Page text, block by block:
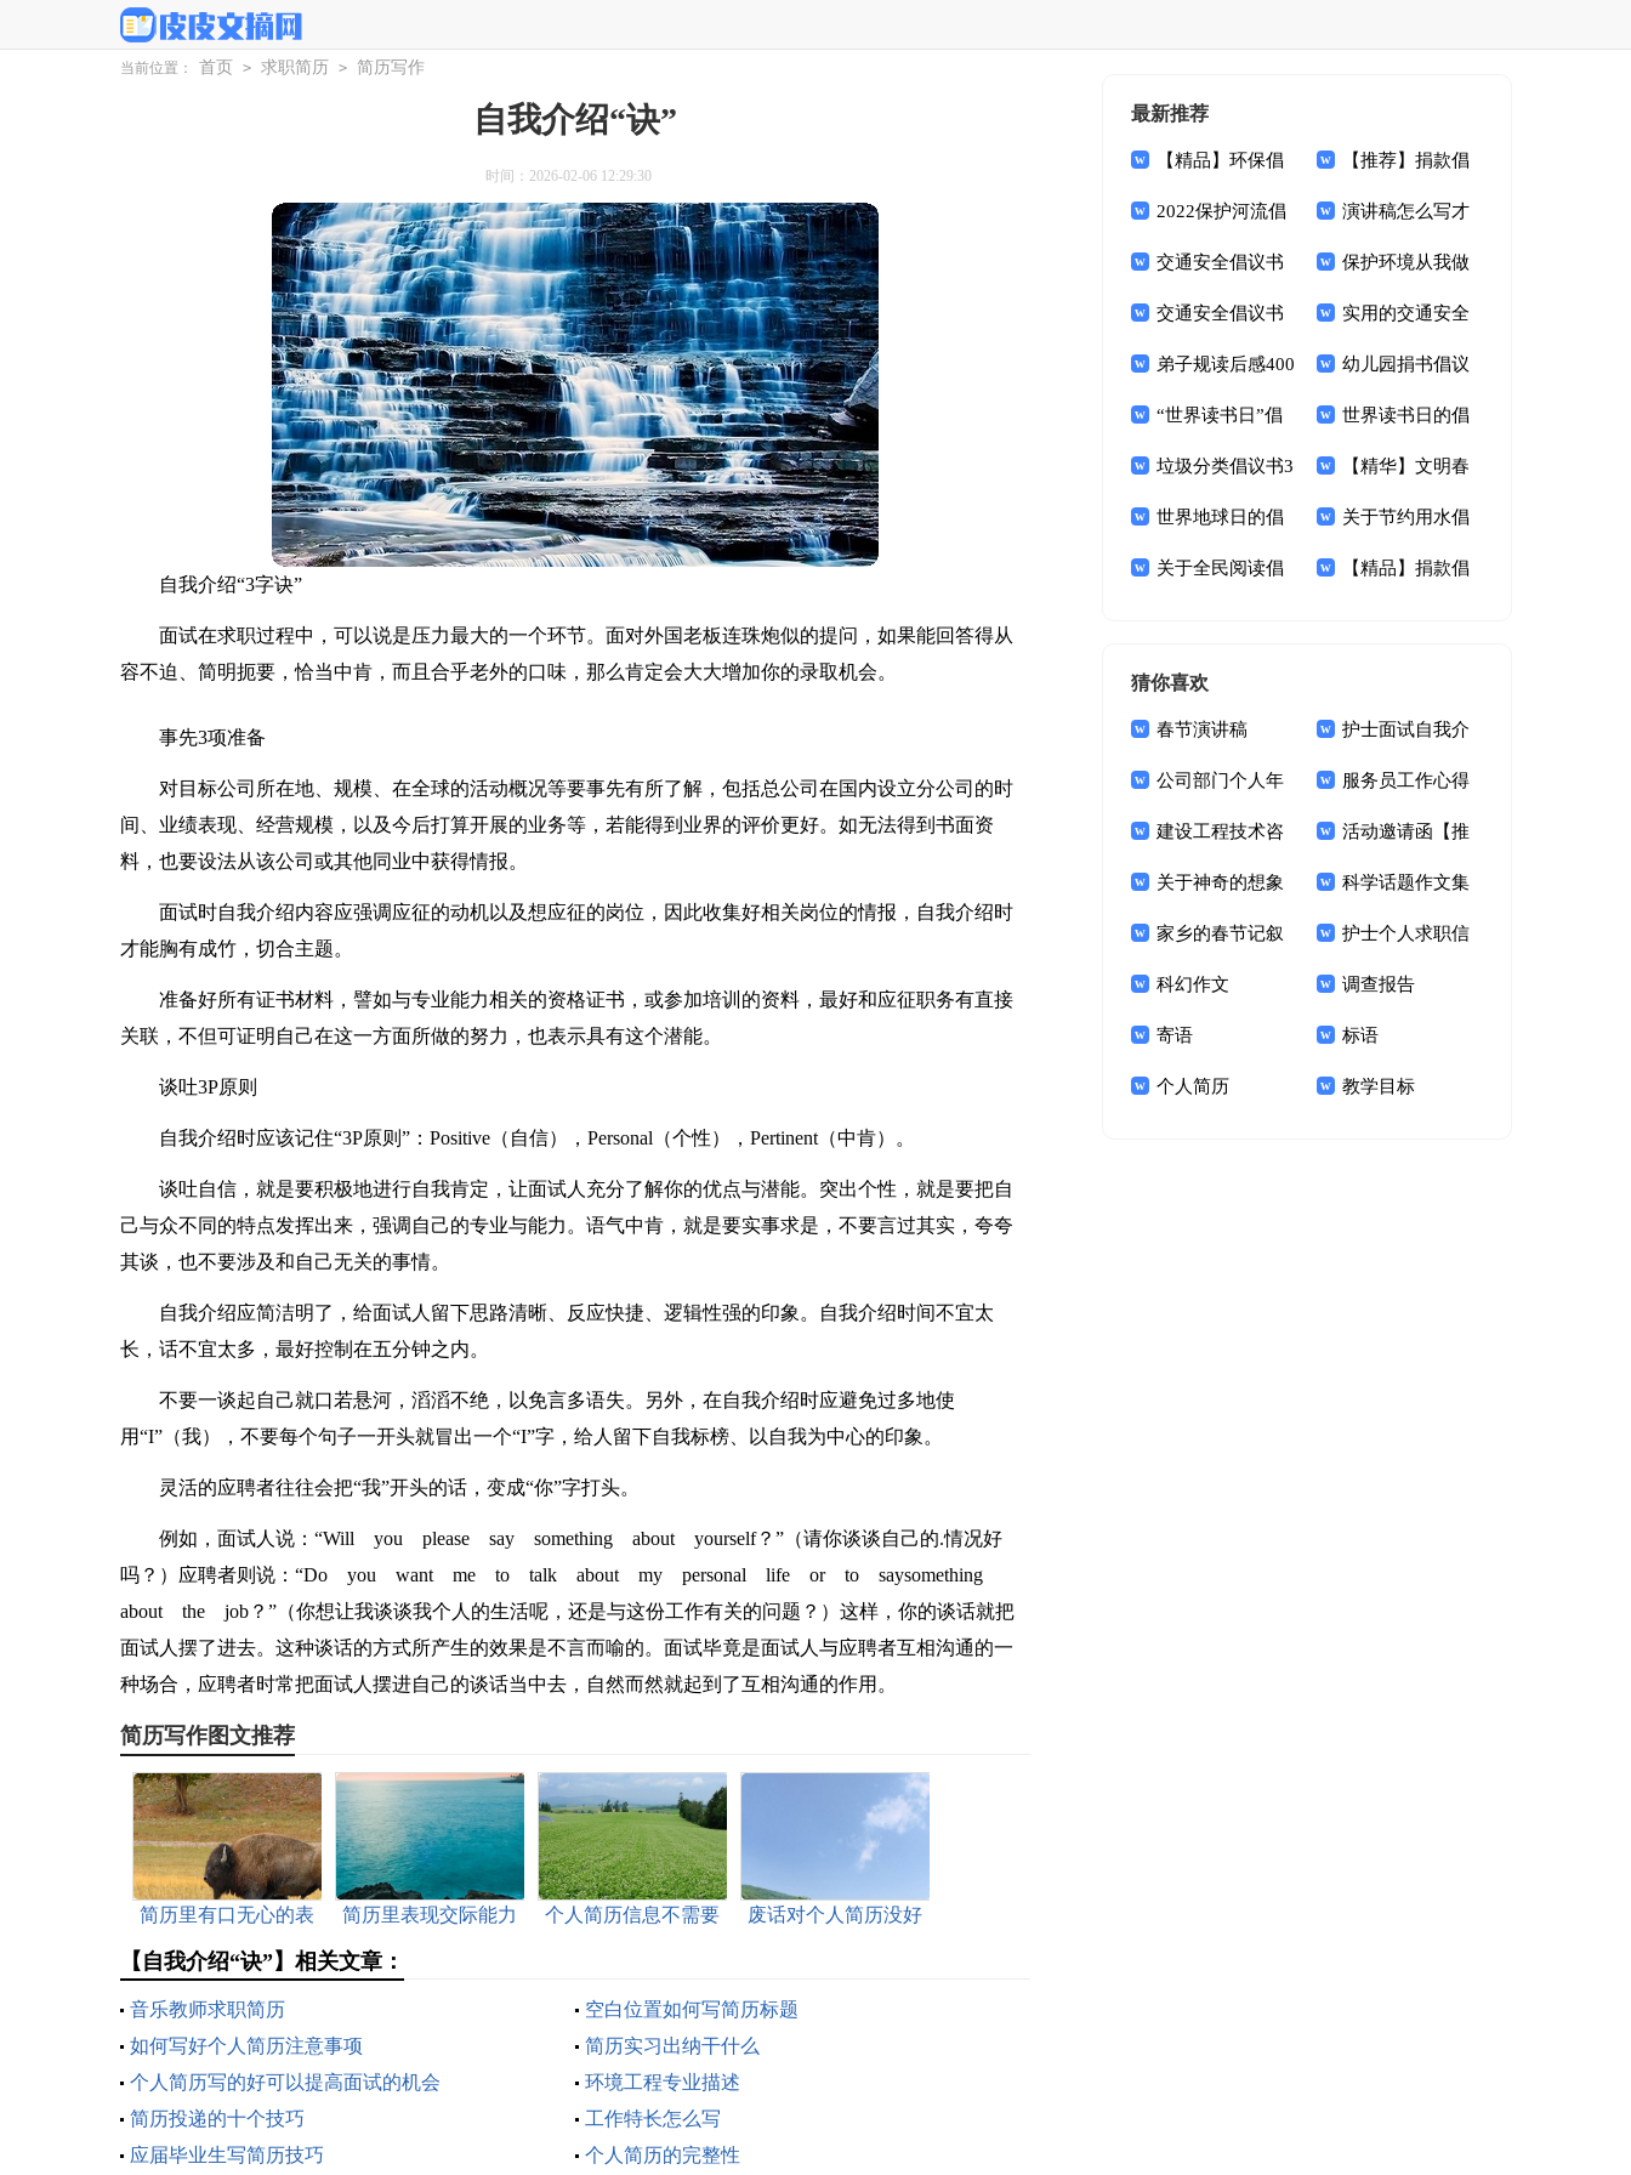
当前位置： 首页 > 求职简历 > 简历写作
自我介绍“诀”
时间：2026-02-06 12:29:30
自我介绍“3字诀”
面试在求职过程中，可以说是压力最大的一个环节。面对外国老板连珠炮似的提问，如果能回答得从
容不迫、简明扼要，恰当中肯，而且合乎老外的口味，那么肯定会大大增加你的录取机会。
事先3项准备
对目标公司所在地、规模、在全球的活动概况等要事先有所了解，包括总公司在国内设立分公司的时
间、业绩表现、经营规模，以及今后打算开展的业务等，若能得到业界的评价更好。如无法得到书面资
料，也要设法从该公司或其他同业中获得情报。
面试时自我介绍内容应强调应征的动机以及想应征的岗位，因此收集好相关岗位的情报，自我介绍时
才能胸有成竹，切合主题。
准备好所有证书材料，譬如与专业能力相关的资格证书，或参加培训的资料，最好和应征职务有直接
关联，不但可证明自己在这一方面所做的努力，也表示具有这个潜能。
谈吐3P原则
自我介绍时应该记住“3P原则”：Positive（自信），Personal（个性），Pertinent（中肯）。
谈吐自信，就是要积极地进行自我肯定，让面试人充分了解你的优点与潜能。突出个性，就是要把自
己与众不同的特点发挥出来，强调自己的专业与能力。语气中肯，就是要实事求是，不要言过其实，夸夸
其谈，也不要涉及和自己无关的事情。
自我介绍应简洁明了，给面试人留下思路清晰、反应快捷、逻辑性强的印象。自我介绍时间不宜太
长，话不宜太多，最好控制在五分钟之内。
不要一谈起自己就口若悬河，滔滔不绝，以免言多语失。另外，在自我介绍时应避免过多地使
用“I”（我），不要每个句子一开头就冒出一个“I”字，给人留下自我标榜、以自我为中心的印象。
灵活的应聘者往往会把“我”开头的话，变成“你”字打头。
例如，面试人说：“Will you please say something about yourself？”（请你谈谈自己的.情况好
吗？）应聘者则说：“Do you want me to talk about my personal life or to saysomething
about the job？”（你想让我谈谈我个人的生活呢，还是与这份工作有关的问题？）这样，你的谈话就把
面试人摆了进去。这种谈话的方式所产生的效果是不言而喻的。面试毕竟是面试人与应聘者互相沟通的一
种场合，应聘者时常把面试人摆进自己的谈话当中去，自然而然就起到了互相沟通的作用。
简历写作图文推荐
简历里有口无心的表
简历里表现交际能力
个人简历信息不需要
废话对个人简历没好
【自我介绍“诀”】相关文章：
音乐教师求职简历
空白位置如何写简历标题
如何写好个人简历注意事项
简历实习出纳干什么
个人简历写的好可以提高面试的机会
环境工程专业描述
简历投递的十个技巧
工作特长怎么写
应届毕业生写简历技巧
个人简历的完整性
最新推荐
【精品】环保倡
议书范文合集八篇
【推荐】捐款倡
议书范文集合9篇
2022保护河流倡
议书
演讲稿怎么写才
打动人
交通安全倡议书
(集锦15篇)
保护环境从我做
起倡议书五篇
交通安全倡议书
范文六篇
实用的交通安全
倡议书4篇
弟子规读后感400
字
幼儿园捐书倡议
书
“世界读书日”倡
议书
世界读书日的倡
议书
垃圾分类倡议书3
篇
【精华】文明春
节倡议书3篇
世界地球日的倡
议书
关于节约用水倡
议书集锦7篇
关于全民阅读倡 【精品】捐款倡
猜你喜欢
春节演讲稿 护士面试自我介
绍合集15篇
公司部门个人年
度总结
服务员工作心得
体会
建设工程技术咨
询合同(集锦13篇)
活动邀请函【推
荐】
关于神奇的想象
作文400字三篇
科学话题作文集
锦九篇
家乡的春节记叙
文(15篇)
护士个人求职信
科幻作文 调查报告
寄语 标语
个人简历 教学目标